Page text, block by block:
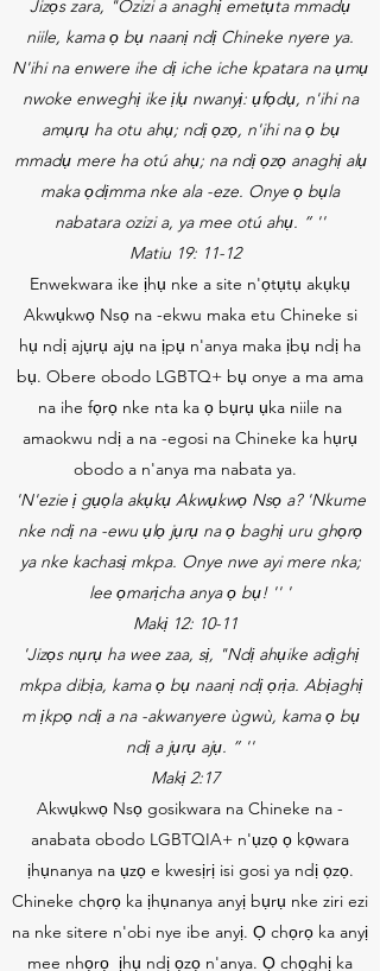
Jizọs zara, "Ozizi a anaghị emetụta mmadụ
niile, kama ọ bụ naanị ndị Chineke nyere ya.
N'ihi na enwere ihe dị iche iche kpatara na ụmụ
nwoke enweghị ike ịlụ nwanyị: ụfọdụ, n'ihi na
amụrụ ha otu ahụ; ndị ọzọ, n'ihi na ọ bụ
mmadụ mere ha otú ahụ; na ndị ọzọ anaghị alụ
maka ọdịmma nke ala -eze. Onye ọ bụla
nabatara ozizi a, ya mee otú ahụ. ” ''
Matiu 19: 11-12
Enwekwara ike ịhụ nke a site n'ọtụtụ akụkụ
Akwụkwọ Nsọ na -ekwu maka etu Chineke si
hụ ndị ajụrụ ajụ na ịpụ n'anya maka ịbụ ndị ha
bụ. Obere obodo LGBTQ+ bụ onye a ma ama
na ihe fọrọ nke nta ka ọ bụrụ ụka niile na
amaokwu ndị a na -egosi na Chineke ka hụrụ
obodo a n'anya ma nabata ya.
'N'ezie ị gụọla akụkụ Akwụkwọ Nsọ a? 'Nkume
nke ndị na -ewu ụlọ jụrụ na ọ baghị uru ghọrọ
ya nke kachasị mkpa. Onye nwe ayi mere nka;
lee ọmarịcha anya ọ bụ! '' '
Makị 12: 10-11
'Jizọs nụrụ ha wee zaa, sị, "Ndị ahụike adịghị
mkpa dibịa, kama ọ bụ naanị ndị ọrịa. Abịaghị
m ịkpọ ndị a na -akwanyere ùgwù, kama ọ bụ
ndị a jụrụ ajụ. ” ''
Makị 2:17
Akwụkwọ Nsọ gosikwara na Chineke na -
anabata obodo LGBTQIA+ n'ụzọ ọ kọwara
ịhụnanya na ụzọ e kwesịrị isi gosi ya ndị ọzọ.
Chineke chọrọ ka ịhụnanya anyị bụrụ nke ziri ezi
na nke sitere n'obi nye ibe anyị. Ọ chọrọ ka anyị
mee nhọrọ ịhụ ndị ọzọ n'anya. Ọ chọghị ka